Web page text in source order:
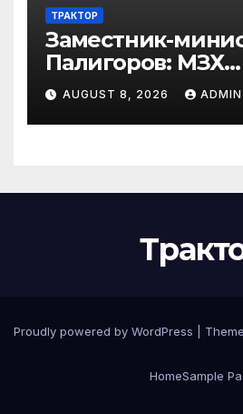
ТРАКТОР
Заместник-
Палигоров: МЗХ
предприема
мерки за
на горите от
AUGUST 8, 2026 ADMIN
Proudly powered by WordPress
HomeSample